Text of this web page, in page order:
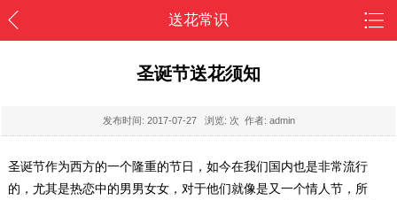
送花常识
圣诞节送花须知
发布时间: 2017-07-27浏览: 次 作者: admin
圣诞节作为西方的一个隆重的节日，如今在我们国内也是非常流行
的，尤其是热恋中的男男女女，对于他们就像是又一个情人节，所